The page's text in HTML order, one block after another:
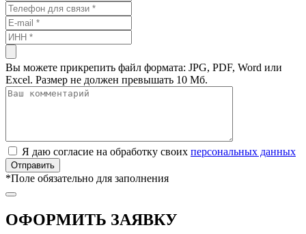
Вы можете прикрепить файл формата: JPG, PDF, Word или
Excel. Размер не должен превышать 10 Мб.
Я даю согласие на обработку своих персональных данных
*Поле обязательно для заполнения
ОФОРМИТЬ ЗАЯВКУ